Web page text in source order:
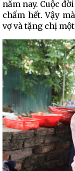
năm nay. Cuộc
chấm hết. Vậy
vợ và tặng chị